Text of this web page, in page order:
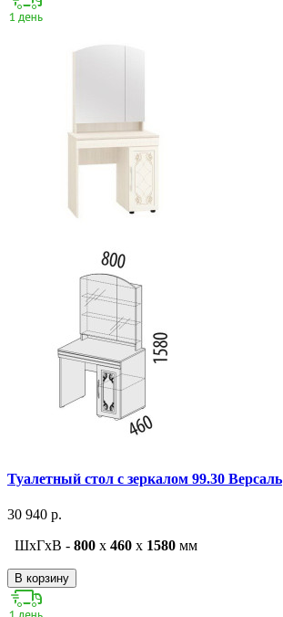
Туалетный стол с зеркалом 99.30 Версаль
30 940 р.
ШxГxВ - 800 x 460 x 1580 мм
В корзину